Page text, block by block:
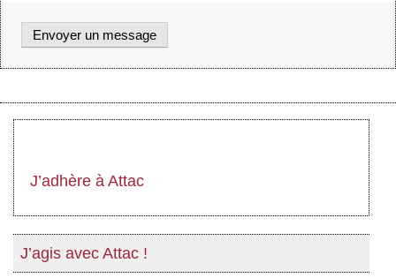
J’adhère à Attac
J’agis avec Attac !